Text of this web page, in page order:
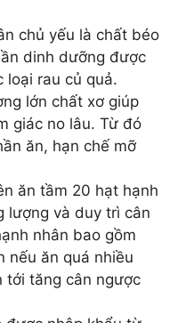
chủ yếu là chất béo
dinh dưỡng được
loại rau củ quả.
lớn chất xơ giúp
giác no lâu. Từ đó
ăn, hạn chế mỡ
ăn tầm 20 hạt hạnh
lượng và duy trì cân
nhân bao gồm
nếu ăn quá nhiều
tới tăng cân ngược